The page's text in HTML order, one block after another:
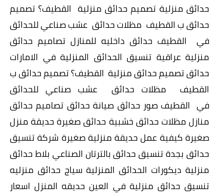
حدائق منزلية تصميم حدائق منزلية القطيف؟ تصميم
حدائق ب القطيف مظلات حدائق عشب صناعي للحدائق
في القطيف حدائق داخليه للمنازل تصاميم حدائق
منزلية عراقية تنسيق الحدائق المنزلية في الامارات
حدائق تصميم حدائق منزلية القطيف؟ تصميم حدائق ب
القطيف مظلات حدائق عشب صناعي للحدائق
في القطيف صور حدائق صيانة حدائق تصاميم حدائق
منازل مظلات حدائق خشبية حدائق صغيرة حديقة منزل
صغيرة كيفية عمل حديقة منزلية صغيرة شركة تنسيق
حدائق بجدة تنسيق حدائق بالترتان الصناعي بلاط حدائق
منزلية ديكورات الحدائق المنزلية سياج حدائق منزليه
تنسيق حدائق منزلية في العين حديقه المنزل اسعار